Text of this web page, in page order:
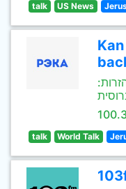
talk US News
talk World Talk